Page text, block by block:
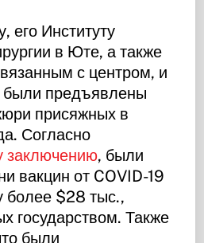
его Институту
в Юте, а также
с центром, и
были предъявлены
присяжных в
Согласно
заключению, были
вакцин от COVID-19
$28 тыс.,
государством. Также
были